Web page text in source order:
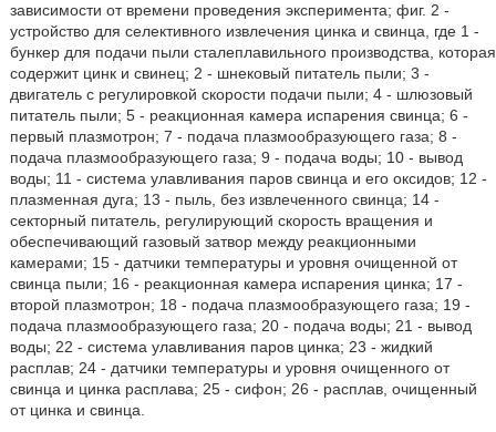
зависимости от времени проведения эксперимента; фиг. 2 -
устройство для селективного извлечения цинка и свинца, где 1 -
бункер для подачи пыли сталеплавильного производства, которая
содержит цинк и свинец; 2 - шнековый питатель пыли; 3 -
двигатель с регулировкой скорости подачи пыли; 4 - шлюзовый
питатель пыли; 5 - реакционная камера испарения свинца; 6 -
первый плазмотрон; 7 - подача плазмообразующего газа; 8 -
подача плазмообразующего газа; 9 - подача воды; 10 - вывод
воды; 11 - система улавливания паров свинца и его оксидов; 12 -
плазменная дуга; 13 - пыль, без извлеченного свинца; 14 -
секторный питатель, регулирующий скорость вращения и
обеспечивающий газовый затвор между реакционными
камерами; 15 - датчики температуры и уровня очищенной от
свинца пыли; 16 - реакционная камера испарения цинка; 17 -
второй плазмотрон; 18 - подача плазмообразующего газа; 19 -
подача плазмообразующего газа; 20 - подача воды; 21 - вывод
воды; 22 - система улавливания паров цинка; 23 - жидкий
расплав; 24 - датчики температуры и уровня очищенного от
свинца и цинка расплава; 25 - сифон; 26 - расплав, очищенный
от цинка и свинца.